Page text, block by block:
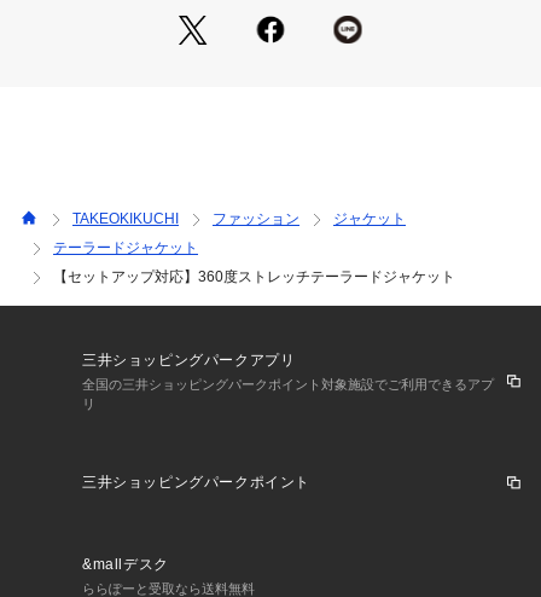
定番のカラーに加え、クレイグレーカラーが新登場。
・裏地なし
【推奨サイズ】
01サイズ（S）：160～170cm
03サイズ（L）：170～180cm
※標準体型を基にした目安になります。
時代を超えて支持されるトラディショナルなアイテムをベース
【気になる商品はお気に入り登録をおススメ】
TAKEOKIKUCHI ファッション
ジャケット
テーラードジャケット
【セットアップ対応】360度ストレッチテーラードジャケット
三井ショッピングパークアプリ
全国の三井ショッピングパークポイント対象施設でご利用できるアプ
リ
三井ショッピングパークポイント
&mallデスク
ららぽーと受取なら送料無料